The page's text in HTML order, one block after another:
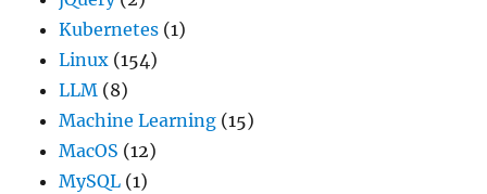
Kubernetes (1)
Linux (154)
LLM (8)
Machine Learning (15)
MacOS (12)
MySQL (1)